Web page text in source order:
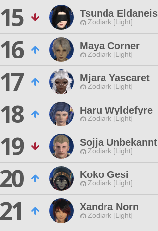
15
Tsunda Eldaneis
Zodiark [Light]
16
Maya Corner
Zodiark [Light]
17
Mjara Yascaret
Zodiark [Light]
18
Haru Wyldefyre
Zodiark [Light]
19
Sojja Unbekannt
Zodiark [Light]
20
Koko Gesi
Zodiark [Light]
21
Xandra Norn
Zodiark [Light]